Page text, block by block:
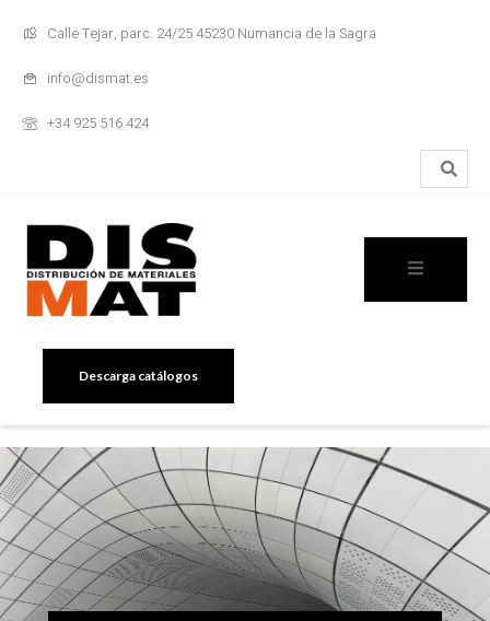
Calle Tejar, parc. 24/25 45230 Numancia de la Sagra
info@dismat.es
+34 925 516 424
Descarga catálogos